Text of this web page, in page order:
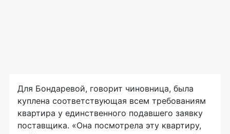
Для Бондаревой, говорит чиновница, была
куплена соответствующая всем требованиям
квартира у единственного подавшего заявку
поставщика. «Она посмотрела эту квартиру,